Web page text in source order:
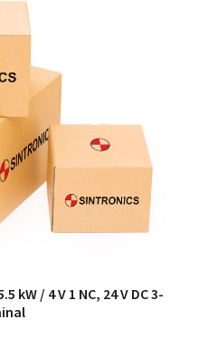
técnico o sustitución
módulos del propio
kW / 4 V 1 NC, 24 V DC 3-